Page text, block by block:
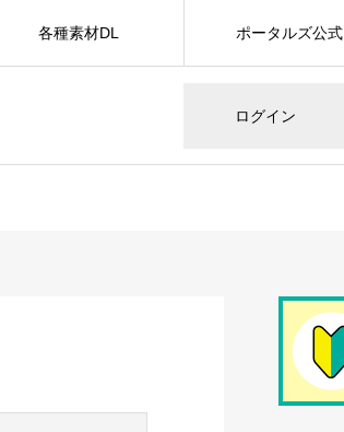
ログイン
各種素材DL ポータルズ公式